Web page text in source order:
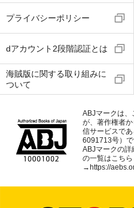
プライバシーポリシー
dアカウント2段階認証とは
海賊版に関する取り組みに
ついて
ABJマークは、
が、著作権者
信サービスで
6091713号）で
ABJマークの詳
の一覧はこちら
→ https://